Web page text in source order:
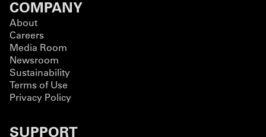
COMPANY
About
Careers
Media Room
Newsroom
Sustainability
Terms of Use
Privacy Policy
SUPPORT